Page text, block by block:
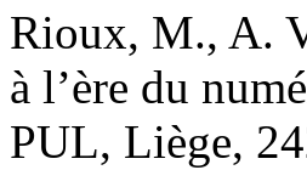
Rioux, M., A.
à l’ère du
PUL, Liège,